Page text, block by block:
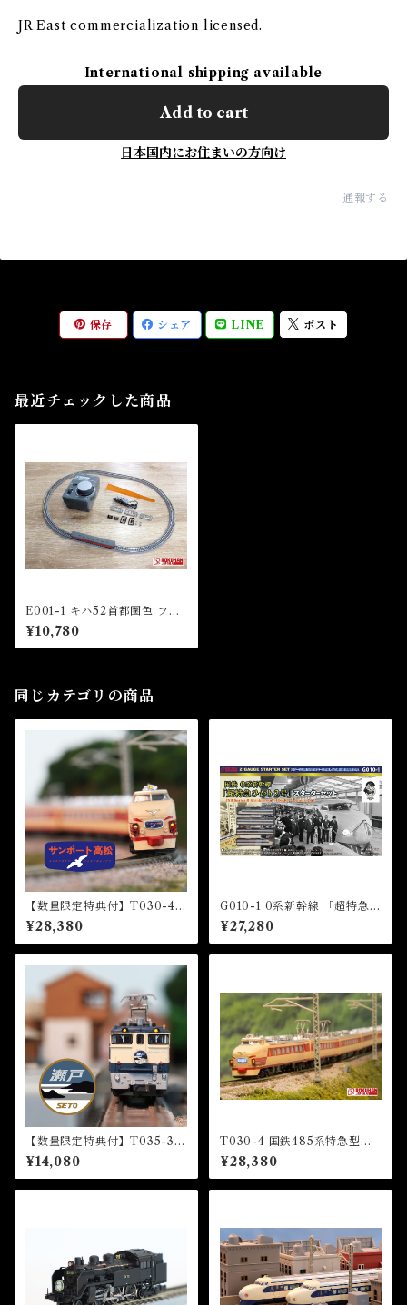
JR East commercialization licensed.
International shipping available
Add to cart
日本国内にお住まいの方向け
通報する
保存 シェア LINE ポスト
最近チェックした商品
E001-1 キハ52首都圏色 ファ
ーストセット (Z-GAUGE FIR
ST SET KIHA52)
¥10,780
同じカテゴリの商品
【数量限定特典付】T030-4 4
85系特急型車両 初期形 5両基
本セット『サンポート高松』
HM付 (485 LIMITED EXP
5 CARS BASIC SET)
¥28,380
G010-1 0系新幹線 「超特急ひ
かり2号」スターターセット (S
eries 0 Shinkansen “HIKA
RI 2” Starter Set)
¥27,280
【数量限定特典付】T035-3 E
F65形電気機関車1000番代
『瀬戸』HM付 (EF65 1000
Electric Locomotive “Set
¥14,080
T030-4 国鉄485系特急型車
両 初期形 雷鳥 国鉄色 5両基本
セット (JNR 485 LIMITED
EXPRESS "RAICHO" JNR
¥28,380